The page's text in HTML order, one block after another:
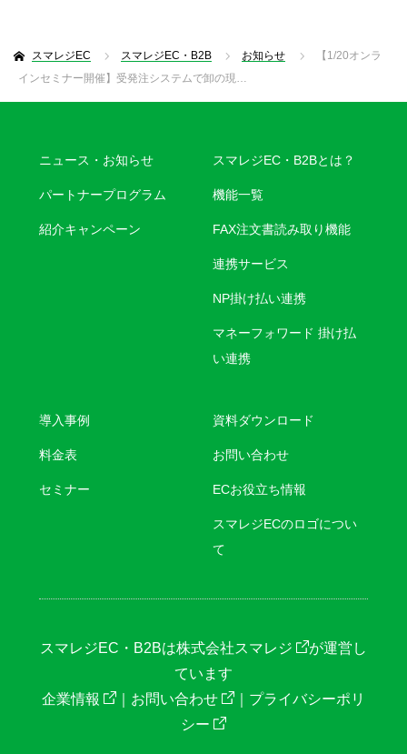
スマレジEC スマレジEC・B2B お知らせ
【1/20オンラ
インセミナー開催】受発注システムで卸の現…
ニュース・お知らせ
パートナープログラム
紹介キャンペーン
スマレジEC・B2Bとは？
機能一覧
FAX注文書読み取り機能
連携サービス
NP掛け払い連携
マネーフォワード 掛け払
い連携
導入事例
料金表
セミナー
資料ダウンロード
お問い合わせ
ECお役立ち情報
スマレジECのロゴについ
て
スマレジEC・B2Bは株式会社スマレジ
が運営し
ています
企業情報
｜ お問い合わせ ｜ プライバシーポリ
シー